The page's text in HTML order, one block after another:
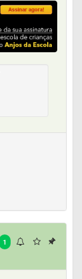
1